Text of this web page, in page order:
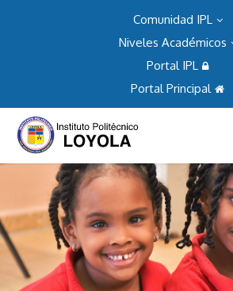
Comunidad IPL
Niveles Académicos
Portal IPL
Portal Principal